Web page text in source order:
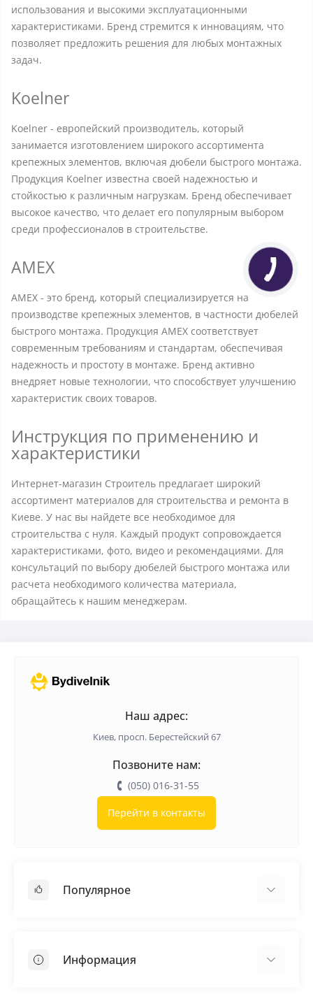
использования и высокими эксплуатационными
характеристиками. Бренд стремится к инновациям, что
позволяет предложить решения для любых монтажных
задач.
Koelner
Koelner - европейский производитель, который
занимается изготовлением широкого ассортимента
крепежных элементов, включая дюбели быстрого монтажа.
Продукция Koelner известна своей надежностью и
стойкостью к различным нагрузкам. Бренд обеспечивает
высокое качество, что делает его популярным выбором
среди профессионалов в строительстве.
AMEX
AMEX - это бренд, который специализируется на
производстве крепежных элементов, в частности дюбелей
быстрого монтажа. Продукция AMEX соответствует
современным требованиям и стандартам, обеспечивая
надежность и простоту в монтаже. Бренд активно
внедряет новые технологии, что способствует улучшению
характеристик своих товаров.
Инструкция по применению и
характеристики
Интернет-магазин Строитель предлагает широкий
ассортимент материалов для строительства и ремонта в
Киеве. У нас вы найдете все необходимое для
строительства с нуля. Каждый продукт сопровождается
характеристиками, фото, видео и рекомендациями. Для
консультаций по выбору дюбелей быстрого монтажа или
расчета необходимого количества материала,
обращайтесь к нашим менеджерам.
Наш адрес:
Киев, просп. Берестейский 67
Позвоните нам:
(050) 016-31-55
Перейти в контакты
Популярное
Самовыравнивающая смесь
Информация